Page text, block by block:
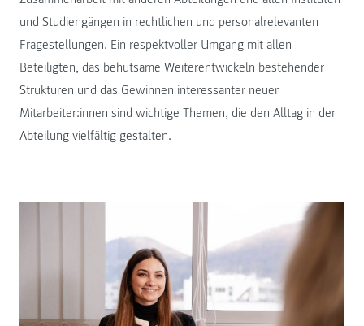
und Studiengängen in rechtlichen und personalrelevanten
Fragestellungen. Ein respektvoller Umgang mit allen
Beteiligten, das behutsame Weiterentwickeln bestehender
Strukturen und das Gewinnen interessanter neuer
Mitarbeiter:innen sind wichtige Themen, die den Alltag in der
Abteilung vielfältig gestalten.